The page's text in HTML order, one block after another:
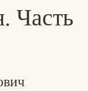
Часть